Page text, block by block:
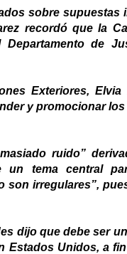
sobre supuestas
recordó que la
de
Exteriores, Elvia
y promocionar
ruido”
tema central
son irregulares”,
dijo que debe ser
Estados Unidos, a